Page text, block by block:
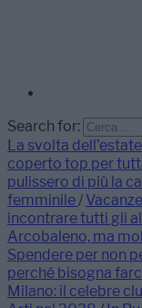
Search for:
La svolta
coperto top per
pulissero di più la
femminile/
incontrare tutti gli
Arcobaleno, ma
Spendere per non
perché bisogna
Milano: il celebre